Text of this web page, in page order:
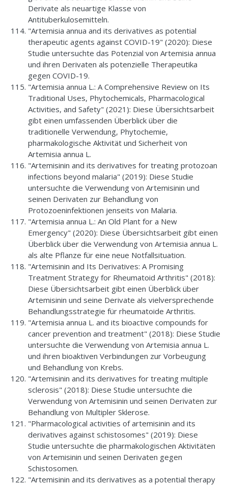
Derivate als neuartige Klasse von
Antituberkulosemitteln.
"Artemisia annua and its derivatives as potential
therapeutic agents against COVID-19" (2020): Diese
Studie untersuchte das Potenzial von Artemisia annua
und ihren Derivaten als potenzielle Therapeutika
gegen COVID-19.
"Artemisia annua L.: A Comprehensive Review on Its
Traditional Uses, Phytochemicals, Pharmacological
Activities, and Safety" (2021): Diese Übersichtsarbeit
gibt einen umfassenden Überblick über die
traditionelle Verwendung, Phytochemie,
pharmakologische Aktivität und Sicherheit von
Artemisia annua L.
"Artemisinin and its derivatives for treating protozoan
infections beyond malaria" (2019): Diese Studie
untersuchte die Verwendung von Artemisinin und
seinen Derivaten zur Behandlung von
Protozoeninfektionen jenseits von Malaria.
"Artemisia annua L.: An Old Plant for a New
Emergency" (2020): Diese Übersichtsarbeit gibt einen
Überblick über die Verwendung von Artemisia annua L.
als alte Pflanze für eine neue Notfallsituation.
"Artemisinin and Its Derivatives: A Promising
Treatment Strategy for Rheumatoid Arthritis" (2018):
Diese Übersichtsarbeit gibt einen Überblick über
Artemisinin und seine Derivate als vielversprechende
Behandlungsstrategie für rheumatoide Arthritis.
"Artemisia annua L. and its bioactive compounds for
cancer prevention and treatment" (2018): Diese Studie
untersuchte die Verwendung von Artemisia annua L.
und ihren bioaktiven Verbindungen zur Vorbeugung
und Behandlung von Krebs.
"Artemisinin and its derivatives for treating multiple
sclerosis" (2018): Diese Studie untersuchte die
Verwendung von Artemisinin und seinen Derivaten zur
Behandlung von Multipler Sklerose.
"Pharmacological activities of artemisinin and its
derivatives against schistosomes" (2019): Diese
Studie untersuchte die pharmakologischen Aktivitäten
von Artemisinin und seinen Derivaten gegen
Schistosomen.
"Artemisinin and its derivatives as a potential therapy